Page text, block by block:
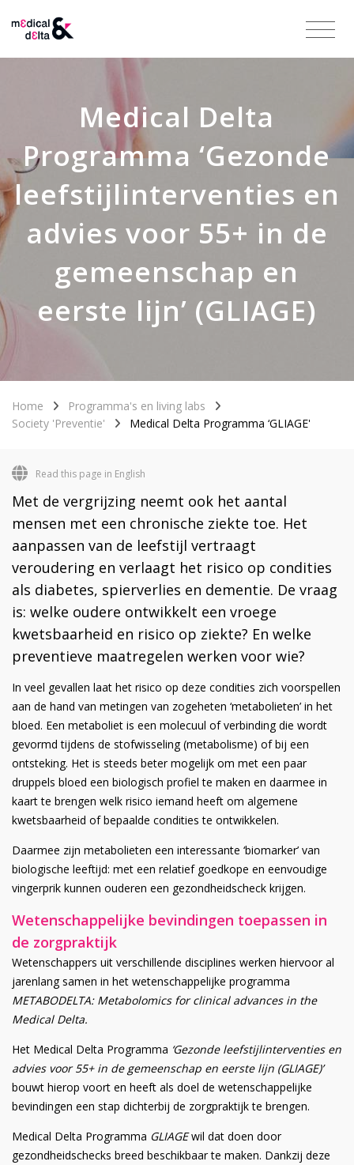
Medical Delta
Programma ‘Gezonde
leefstijlinterventies en
advies voor 55+ in de
gemeenschap en
eerste lijn’ (GLIAGE)
Home
Programma's en living labs
Society 'Preventie'
Medical Delta Programma ‘GLIAGE'
Read this page in English
Met de vergrijzing neemt ook het aantal
mensen met een chronische ziekte toe. Het
aanpassen van de leefstijl vertraagt
veroudering en verlaagt het risico op condities
als diabetes, spierverlies en dementie. De vraag
is: welke oudere ontwikkelt een vroege
kwetsbaarheid en risico op ziekte? En welke
preventieve maatregelen werken voor wie?
In veel gevallen laat het risico op deze condities zich voorspellen
aan de hand van metingen van zogeheten ‘metabolieten’ in het
bloed. Een metaboliet is een molecuul of verbinding die wordt
gevormd tijdens de stofwisseling (metabolisme) of bij een
ontsteking. Het is steeds beter mogelijk om met een paar
druppels bloed een biologisch profiel te maken en daarmee in
kaart te brengen welk risico iemand heeft om algemene
kwetsbaarheid of bepaalde condities te ontwikkelen.
Daarmee zijn metabolieten een interessante ‘biomarker’ van
biologische leeftijd: met een relatief goedkope en eenvoudige
vingerprik kunnen ouderen een gezondheidscheck krijgen.
Wetenschappelijke bevindingen toepassen in
de zorgpraktijk
Wetenschappers uit verschillende disciplines werken hiervoor al
jarenlang samen in het wetenschappelijke programma
METABODELTA: Metabolomics for clinical advances in the
Medical Delta.
Het Medical Delta Programma ‘Gezonde leefstijlinterventies en
advies voor 55+ in de gemeenschap en eerste lijn (GLIAGE)’
bouwt hierop voort en heeft als doel de wetenschappelijke
bevindingen een stap dichterbij de zorgpraktijk te brengen.
Medical Delta Programma GLIAGEwil dat doen door
gezondheidschecks breed beschikbaar te maken. Dankzij deze